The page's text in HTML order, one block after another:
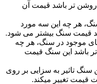
تر باشد قیمت آن
هر چه این سه مورد
قیمت سنگ بیشتر می شود.
موجود در سنگ، هر چه
باشد این سنگ قیمت
تاثیر به سزایی بر روی
قیمت تغییر میکند.